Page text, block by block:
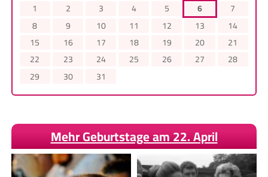
1 2 3 4 5 6
7
8
9 10 11 12 13
14
15
16 17 18 19 20
21
22
23 24 25 26 27
28
29
30 31
Mehr Geburtstage am 22. April